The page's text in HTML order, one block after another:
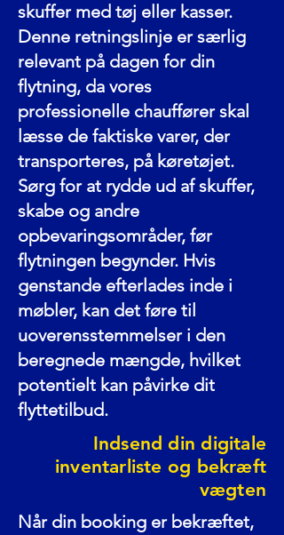
skuffer med tøj eller kasser.
Denne retningslinje er særlig
relevant på dagen for din
flytning, da vores
professionelle chauffører skal
læsse de faktiske varer, der
transporteres, på køretøjet.
Sørg for at rydde ud af skuffer,
skabe og andre
opbevaringsområder, før
flytningen begynder. Hvis
genstande efterlades inde i
møbler, kan det føre til
uoverensstemmelser i den
beregnede mængde, hvilket
potentielt kan påvirke dit
flyttetilbud.
Indsend din digitale
inventarliste og bekræft
vægten
Når din booking er bekræftet,